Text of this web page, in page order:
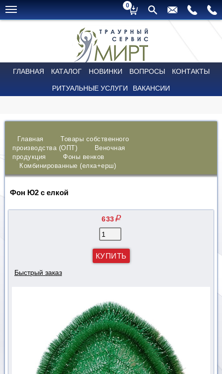
0
ГЛАВНАЯ КАТАЛОГ НОВИНКИ ВОПРОСЫ КОНТАКТЫ
РИТУАЛЬНЫЕ УСЛУГИ ВАКАНСИИ
Главная
Товары собственного
производства (ОПТ)
Веночная
продукция
Фоны венков
Комбинированные (елка+ерш)
Фон Ю2 с елкой
633q
Быстрый заказ